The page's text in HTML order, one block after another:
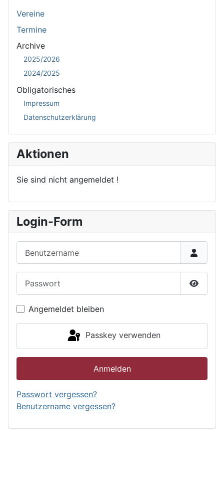
Vereine
Termine
Archive
2025/2026
2024/2025
Obligatorisches
Impressum
Datenschutzerklärung
Aktionen
Sie sind nicht angemeldet !
Login-Form
Angemeldet bleiben
Passkey verwenden
Anmelden
Passwort vergessen?
Benutzername vergessen?